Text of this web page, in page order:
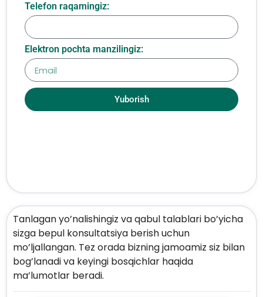
Tanlagan yo’nalishingiz va qabul talablari bo’yicha
sizga bepul konsultatsiya berish uchun
mo’ljallangan. Tez orada bizning jamoamiz siz bilan
bog’lanadi va keyingi bosqichlar haqida
ma’lumotlar beradi.
Telefon raqamingiz:
Elektron pochta manzilingiz:
Yuborish